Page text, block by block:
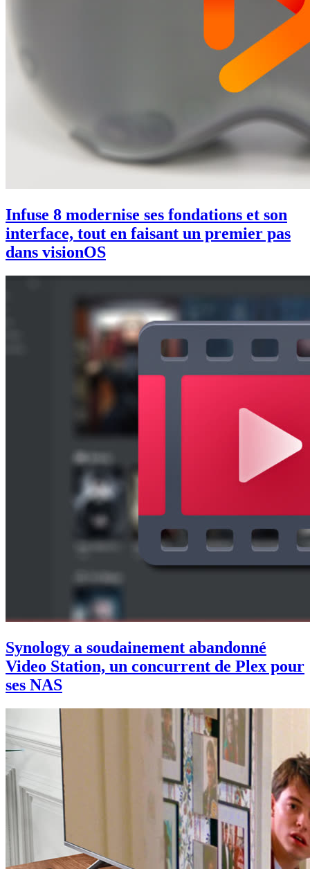
Infuse 8 modernise ses fondations et son
interface, tout en faisant un premier pas
dans visionOS
Synology a soudainement abandonné
Video Station, un concurrent de Plex pour
ses NAS